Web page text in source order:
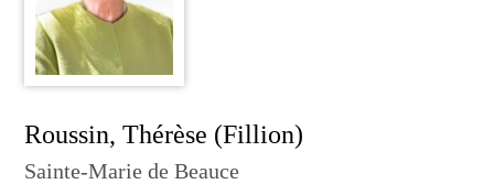
Roussin, Thérèse (Fillion)
Sainte-Marie de Beauce